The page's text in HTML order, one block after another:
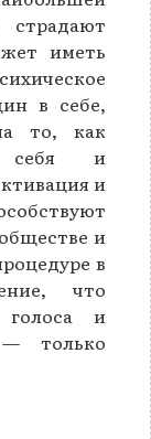
иметь
в себе,
то, как
себя и
и
и
в
что
и
только